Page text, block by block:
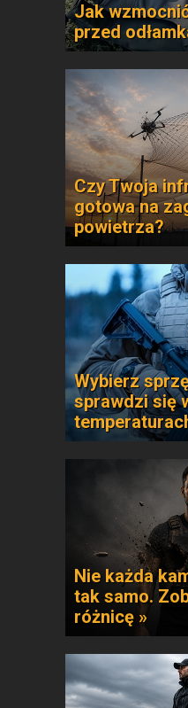
Jak
przed
Czy Twoja
gotowa na
powietrza?
Wybierz
sprawdzi się
Nie każda
tak samo.
różnicę »